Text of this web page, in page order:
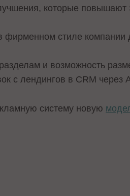
которые повышают
фирменном стиле
и возможность
с лендингов в CRM через
систему новую